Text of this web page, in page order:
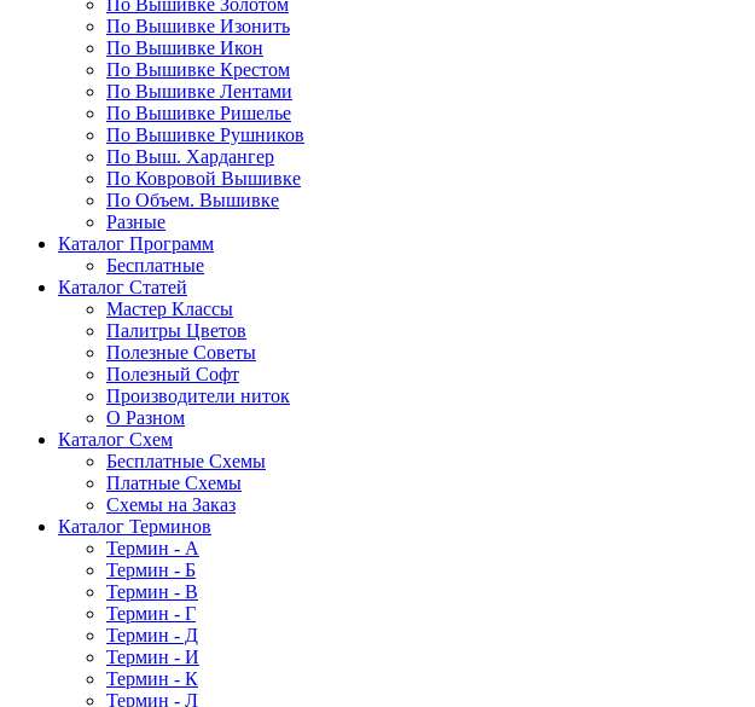
По Вышивке Золотом
По Вышивке Изонить
По Вышивке Икон
По Вышивке Крестом
По Вышивке Лентами
По Вышивке Ришелье
По Вышивке Рушников
По Выш. Хардангер
По Ковровой Вышивке
По Объем. Вышивке
Разные
Каталог Программ
Бесплатные
Каталог Статей
Мастер Классы
Палитры Цветов
Полезные Советы
Полезный Софт
Производители ниток
О Разном
Каталог Схем
Бесплатные Схемы
Платные Схемы
Схемы на Заказ
Каталог Терминов
Термин - А
Термин - Б
Термин - В
Термин - Г
Термин - Д
Термин - И
Термин - К
Термин - Л